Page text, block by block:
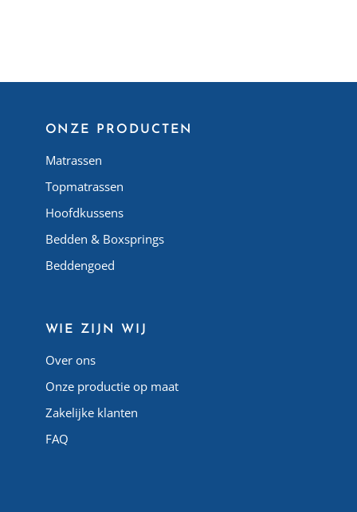
ONZE PRODUCTEN
Matrassen
Topmatrassen
Hoofdkussens
Bedden & Boxsprings
Beddengoed
WIE ZIJN WIJ
Over ons
Onze productie op maat
Zakelijke klanten
FAQ